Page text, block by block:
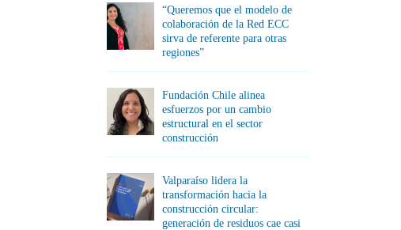
“Queremos que el modelo de
colaboración de la Red ECC
sirva de referente para otras
regiones”
Fundación Chile alinea
esfuerzos por un cambio
estructural en el sector
construcción
Valparaíso lidera la
transformación hacia la
construcción circular:
generación de residuos cae casi